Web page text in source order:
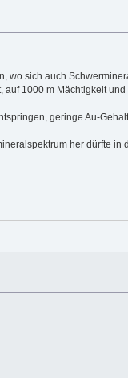
wo sich auch
1000 m Mächtigkeit
geringe Au-
her dürfte in